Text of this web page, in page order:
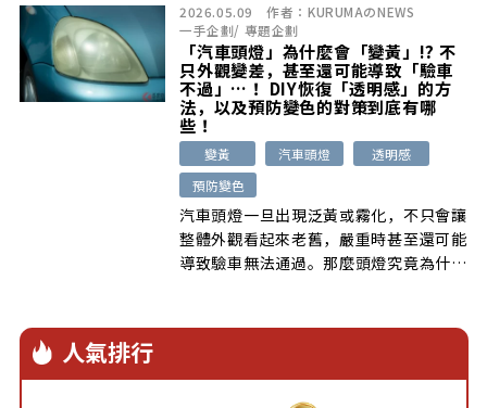
2026.05.09 作者： KURUMAのNEWS
一手企劃/ 專題企劃
「汽車頭燈」為什麼會「變黃」!? 不
只外觀變差，甚至還可能導致「驗車
不過」…！ DIY恢復「透明感」的方
法，以及預防變色的對策到底有哪
些！
變黃 汽車頭燈
透明感
預防變色
汽車頭燈一旦出現泛黃或霧化，不只會讓
整體外觀看起來老舊，嚴重時甚至還可能
導致驗車無法通過。那麼頭燈究竟為什麼
人氣排行